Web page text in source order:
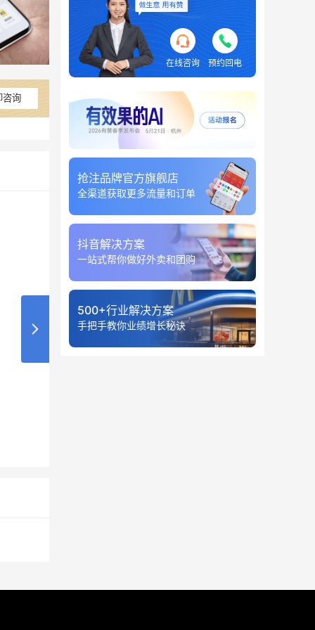
咨询
在线咨询 预约回电
抢注品牌官方旗舰店
全渠道获取更多流量和订单
抖音解决方案
一站式帮你做好外卖和团购
500+行业解决方案
手把手教你业绩增长秘诀